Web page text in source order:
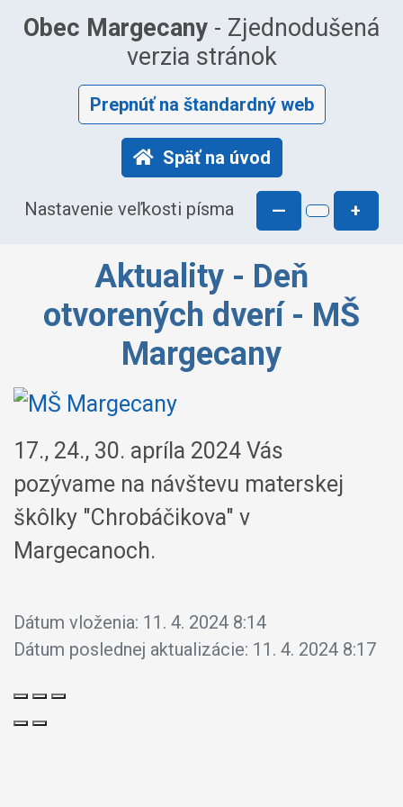
Obec Margecany - Zjednodušená
verzia stránok
Prepnúť na štandardný web
Späť na úvod
Nastavenie veľkosti písma — +
Aktuality - Deň
otvorených dverí - MŠ
Margecany
17., 24., 30. apríla 2024 Vás
pozývame na návštevu materskej
škôlky "Chrobáčikova" v
Margecanoch.
Dátum vloženia: 11. 4. 2024 8:14
Dátum poslednej aktualizácie: 11. 4. 2024 8:17